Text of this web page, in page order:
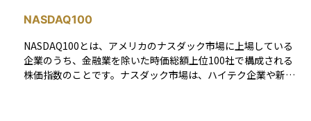
含まれているため、成長性の高い米国企業に分散投資したい人
にとって人気のある商品です。QQQを通じて、個別株を買わな
くても、先端企業の成長の恩恵を受けられるという利点があり
ます。投資初心者にとっても、アメリカ経済の成長に乗るため
の入り口として活用しやすいETFです。
NASDAQ100
NASDAQ100とは、アメリカのナスダック市場に上場している
企業のうち、金融業を除いた時価総額上位100社で構成される
株価指数のことです。ナスダック市場は、ハイテク企業や新興